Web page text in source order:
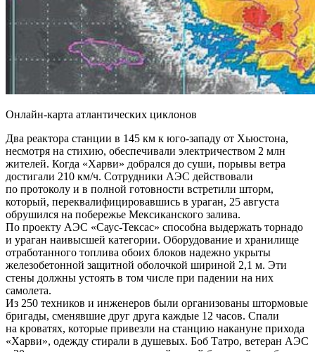
Онлайн-карта атлантических циклонов
Два реактора станции в 145 км к юго-западу от Хьюстона,
несмотря на стихию, обеспечивали электричеством 2 млн
жителей. Когда «Харви» добрался до суши, порывы ветра
достигали 210 км/ч. Сотрудники АЭС действовали
по протоколу и в полной готовности встретили шторм,
который, переквалифицировавшись в ураган, 25 августа
обрушился на побережье Мексиканского залива.
По проекту АЭС «Саус-Тексас» способна выдержать торнадо
и ураган наивысшей категории. Оборудование и хранилище
отработанного топлива обоих блоков надежно укрыты
железобетонной защитной оболочкой шириной 2,1 м. Эти
стены должны устоять в том числе при падении на них
самолета.
Из 250 техников и инженеров были организованы штормовые
бригады, сменявшие друг друга каждые 12 часов. Спали
на кроватях, которые привезли на станцию накануне прихода
«Харви», одежду стирали в душевых. Боб Татро, ветеран АЭС